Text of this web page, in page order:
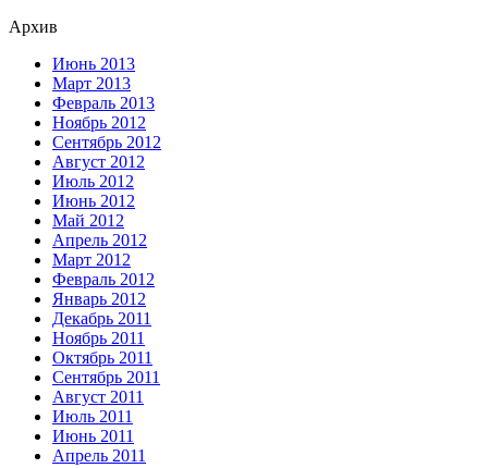
Архив
Июнь 2013
Март 2013
Февраль 2013
Ноябрь 2012
Сентябрь 2012
Август 2012
Июль 2012
Июнь 2012
Май 2012
Апрель 2012
Март 2012
Февраль 2012
Январь 2012
Декабрь 2011
Ноябрь 2011
Октябрь 2011
Сентябрь 2011
Август 2011
Июль 2011
Июнь 2011
Апрель 2011